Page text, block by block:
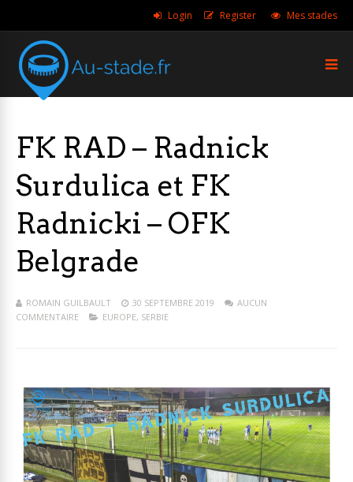
Login Register Mes stades
FK RAD – Radnick
Surdulica et FK
Radnicki – OFK
Belgrade
ROMAIN GUILBAULT 30 SEPTEMBRE 2019
AUCUN
COMMENTAIRE
EUROPE, SERBIE